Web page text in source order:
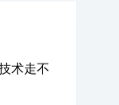
术走不